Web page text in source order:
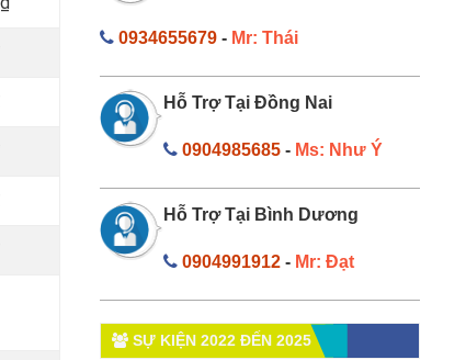
0934655679- Mr: Thái
Hỗ Trợ Tại Đồng Nai
0904985685 - Ms: Như Ý
Hỗ Trợ Tại Bình Dương
0904991912 - Mr: Đạt
SỰ KIỆN 2022 ĐẾN 2025